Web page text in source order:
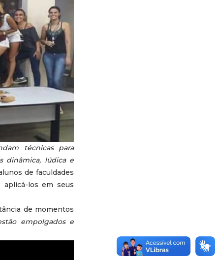
técnicas para
dinâmica, lúdica e
de faculdades
los em seus
de momentos
empolgados e